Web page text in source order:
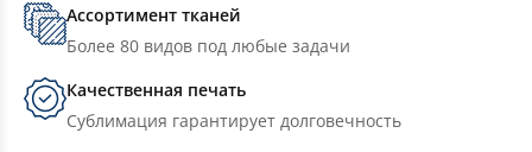
Ассортимент тканей
Более 80 видов под любые задачи
Качественная печать
Сублимация гарантирует долговечность